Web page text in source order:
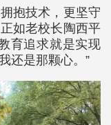
抱技术，更坚守
如老校长陶西平
育追求就是实现
还是那颗心。”